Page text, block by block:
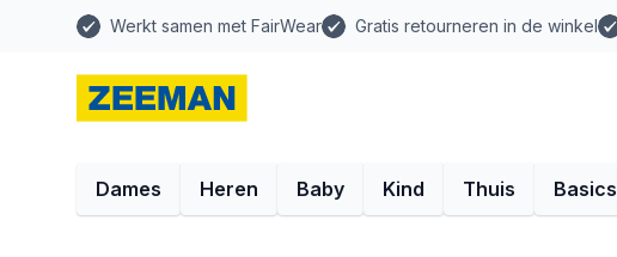
Werkt samen met FairWear Gratis retourneren in de winkel
Dames Heren Baby Kind Thuis Basics